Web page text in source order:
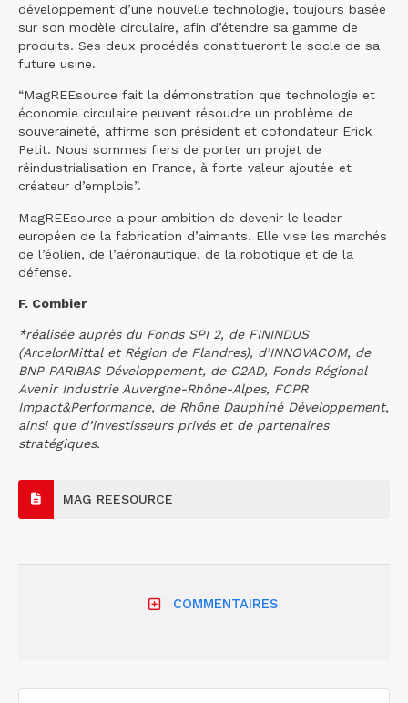
développement d’une nouvelle technologie, toujours basée
sur son modèle circulaire, afin d’étendre sa gamme de
produits. Ses deux procédés constitueront le socle de sa
future usine.
“MagREEsource fait la démonstration que technologie et
économie circulaire peuvent résoudre un problème de
souveraineté, affirme son président et cofondateur Erick
Petit. Nous sommes fiers de porter un projet de
réindustrialisation en France, à forte valeur ajoutée et
créateur d’emplois”.
MagREEsource a pour ambition de devenir le leader
européen de la fabrication d’aimants. Elle vise les marchés
de l’éolien, de l’aéronautique, de la robotique et de la
défense.
F. Combier
*réalisée auprès du Fonds SPI 2, de FININDUS
(ArcelorMittal et Région de Flandres), d’INNOVACOM, de
BNP PARIBAS Développement, de C2AD, Fonds Régional
Avenir Industrie Auvergne-Rhône-Alpes, FCPR
Impact&Performance, de Rhône Dauphiné Développement,
ainsi que d’investisseurs privés et de partenaires
stratégiques.
MAG REESOURCE
COMMENTAIRES